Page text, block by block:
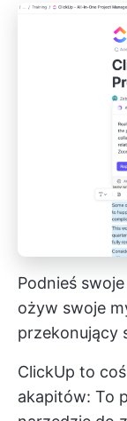
Podnieś
ożyw swoje
przekonujący
ClickUp to
akapitów: To